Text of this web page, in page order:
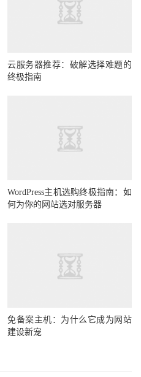
云服务器推荐：破解选择难题的
终极指南
WordPress主机选购终极指南：如
何为你的网站选对服务器
免备案主机：为什么它成为网站
建设新宠